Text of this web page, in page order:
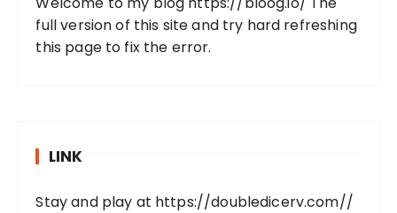
full version of this site and try hard refreshing
this page to fix the error.
LINK
Stay and play at https://doubledicerv.com//